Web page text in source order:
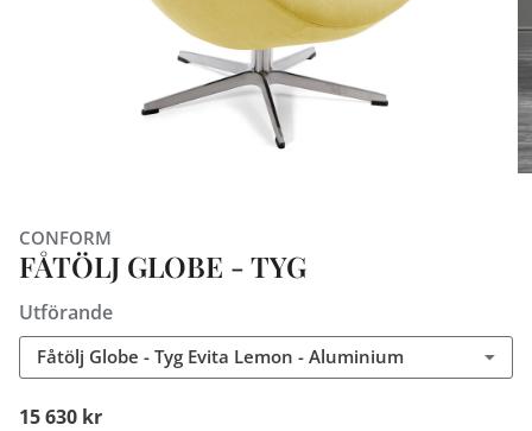
CONFORM
FÅTÖLJ GLOBE - TYG
Utförande
Fåtölj Globe - Tyg Evita Lemon - Aluminium
15 630 kr